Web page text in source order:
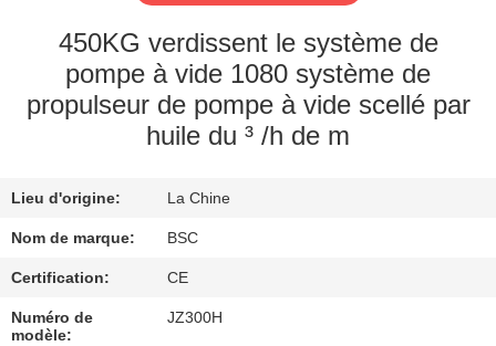
NOUS
VISITE
CONTRÔLE
DE
LA
450KG verdissent le système de
pompe à vide 1080 système de
propulseur de pompe à vide scellé par
huile du ³ /h de m
Lieu d'origine: La Chine
Nom de marque: BSC
Certification: CE
Numéro de
modèle:
JZ300H